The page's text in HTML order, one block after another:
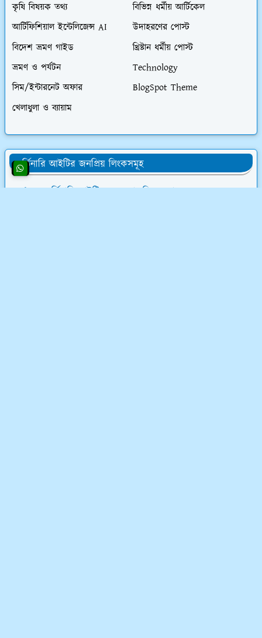
কৃষি বিষয়ক তথ্য
বিভিন্ন ধর্মীয় আর্টিকেল
আর্টিফিশিয়াল ইন্টেলিজেন্স AI
উদাহরণের পোস্ট
বিদেশ ভ্রমণ গাইড
খ্রিষ্টান ধর্মীয় পোস্ট
ভ্রমণ ও পর্যটন
Technology
সিম/ইন্টারনেট অফার
BlogSpot Theme
খেলাধুলা ও ব্যায়াম
অর্ডিনারি আইটির জনপ্রিয় লিংকসমূহ
👨‍💻 অর্ডিনারি আইটির সমস্ত চাকরির অফার